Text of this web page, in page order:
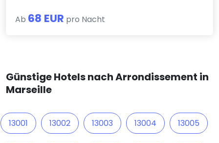
Ab 68 EUR pro Nacht
Günstige Hotels nach Arrondissement in
Marseille
13001 13002 13003 13004 13005